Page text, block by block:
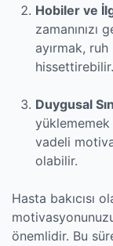
Hobiler ve
zamanınızı
ayırmak,
hissettirebilir.
Duygusal
yüklememek
vadeli
olabilir.
Hasta bakıcısı
önemlidir. Bu